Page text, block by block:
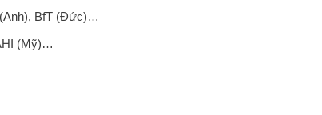
BfT (Đức)…
(Mỹ)…